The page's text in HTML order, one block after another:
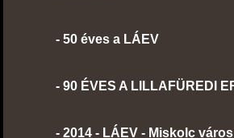
-50 éves a LÁEV
-90 ÉVES A LILLAFÜREDI
-2014 - LÁEV - Miskolc